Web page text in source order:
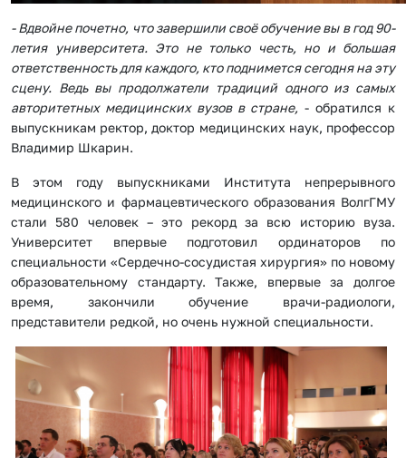
- Вдвойне почетно, что завершили своё обучение вы в год 90-
летия университета. Это не только честь, но и большая
ответственность для каждого, кто поднимется сегодня на эту
сцену. Ведь вы продолжатели традиций одного из самых
авторитетных медицинских вузов в стране, - обратился к
выпускникам ректор, доктор медицинских наук, профессор
Владимир Шкарин.
В этом году выпускниками Института непрерывного
медицинского и фармацевтического образования ВолгГМУ
стали 580 человек – это рекорд за всю историю вуза.
Университет впервые подготовил ординаторов по
специальности «Сердечно-сосудистая хирургия» по новому
образовательному стандарту. Также, впервые за долгое
время, закончили обучение врачи-радиологи,
представители редкой, но очень нужной специальности.